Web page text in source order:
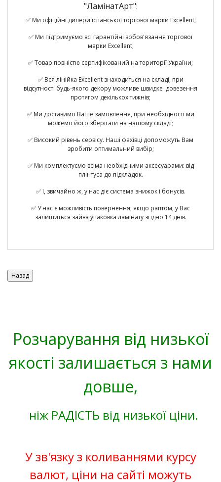
"ЛамінатАрт":
✅ Ми офіційні дилери іспанської торгової марки Excellent;
✅ Ми підтримуємо всі гарантійні зобов'язання торгової
марки Excellent;
✅ Товар повністю сертифікований на території України;
✅ Вся лінійка Excellent знаходиться на складі, при
відсутності будь-якого декору можливе швидке довезення
протягом декількох тижнів;
✅ Ми доставимо Ваше замовлення, при необхідності ми
можемо його зберігати на нашому складі;
✅ Високий рівень сервісу. Наші фахівці допоможуть Вам
зробити оптимальний вибір;
✅ Ми комплектуємо всіма необхідними аксесуарами: від
плінтуса до підкладок.
✅ І, звичайно ж, у нас діє система знижок і бонусів.
✅ У нас є можливість повернення, якщо раптом, у Вас
залишиться зайва упаковка ламінату згідно 14 днів.
Розчарування від низької
якості залишається з нами
довше,
ніж РАДІСТЬ від низької ціни.
У зв'язку з коливаннями курсу
валют, ціни на сайті можуть